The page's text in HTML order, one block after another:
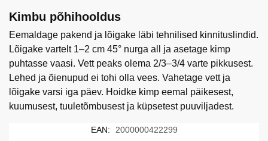
Kimbu põhihooldus
Eemaldage pakend ja lõigake läbi tehnilised kinnituslindid.
Lõigake vartelt 1–2 cm 45° nurga all ja asetage kimp
puhtasse vaasi. Vett peaks olema 2/3–3/4 varte pikkusest.
Lehed ja õienupud ei tohi olla vees. Vahetage vett ja
lõigake varsi iga päev. Hoidke kimp eemal päikesest,
kuumusest, tuuletõmbusest ja küpsetest puuviljadest.
EAN: 2000000422299